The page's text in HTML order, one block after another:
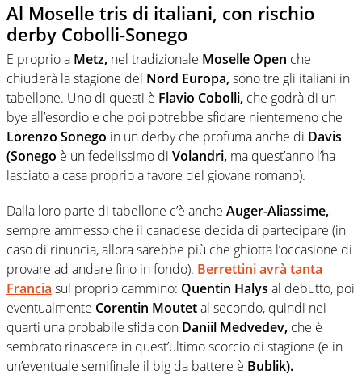
Al Moselle tris di italiani, con rischio
derby Cobolli-Sonego
E proprio a Metz, nel tradizionale Moselle Open che
chiuderà la stagione del Nord Europa,sono tre gli italiani in
tabellone. Uno di questi è Flavio Cobolli, che godrà di un
bye all’esordio e che poi potrebbe sfidare nientemeno che
Lorenzo Sonego in un derby che profuma anche di Davis
(Sonego è un fedelissimo di Volandri, ma quest’anno l’ha
lasciato a casa proprio a favore del giovane romano).
Dalla loro parte di tabellone c’è anche Auger-Aliassime,
sempre ammesso che il canadese decida di partecipare (in
caso di rinuncia, allora sarebbe più che ghiotta l’occasione di
provare ad andare fino in fondo). Berrettini avrà tanta
Francia sul proprio cammino: Quentin Halys al debutto, poi
eventualmente Corentin Moutetal secondo, quindi nei
quarti una probabile sfida con Daniil Medvedev, che è
sembrato rinascere in quest’ultimo scorcio di stagione (e in
un’eventuale semifinale il big da battere è Bublik).